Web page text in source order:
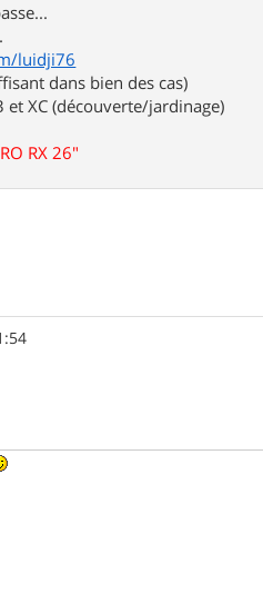
luidji76
dans bien des cas)
et XC (découverte/jardinage)
RX 26"